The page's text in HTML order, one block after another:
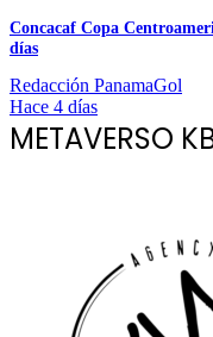
Concacaf Copa
días
Redacción PanamaGol
Hace 4 días
METAVERSO